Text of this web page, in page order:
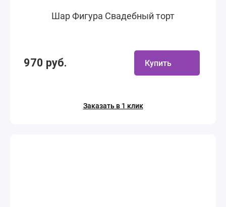
Шар Фигура Свадебный торт
970 руб. Купить
Заказать в 1 клик